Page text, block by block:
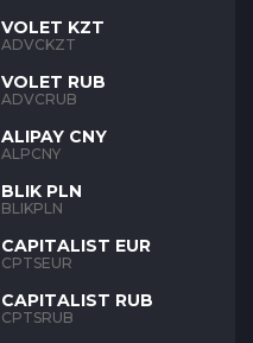
VOLET KZT
ADVCKZT
VOLET RUB
ADVCRUB
ALIPAY CNY
ALPCNY
BLIK PLN
BLIKPLN
CAPITALIST EUR
CPTSEUR
CAPITALIST RUB
CPTSRUB